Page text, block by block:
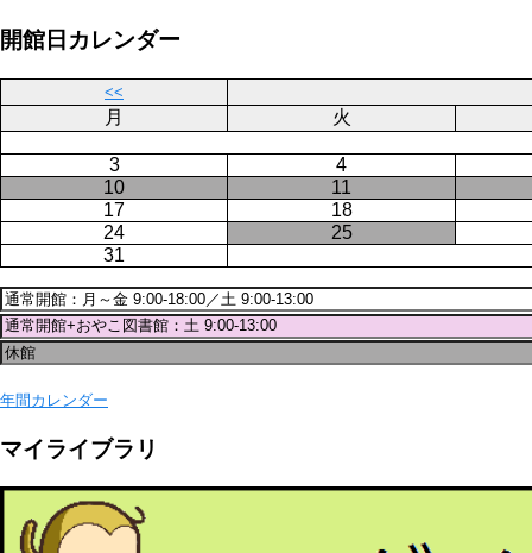
送
開館日カレンダー
<<
月 火
3
4
10
11
17
18
24
25
31
年間カレンダー
マイライブラリ